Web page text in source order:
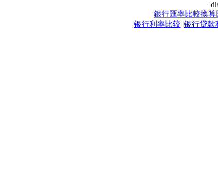
|
銀行匯率比較換算
|银行利率比较 |银行贷款